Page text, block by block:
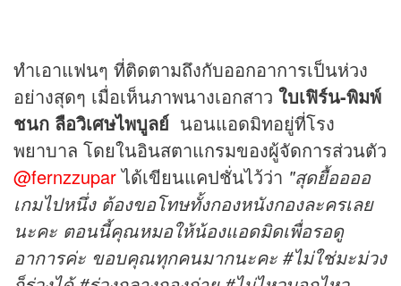
ทำเอาแฟนๆ ที่ติดตามถึงกับออกอาการเป็นห่วง
อย่างสุดๆ เมื่อเห็นภาพนางเอกสาว ใบเฟิร์น-พิมพ์
ชนก ลือวิเศษไพบูลย์ นอนแอดมิทอยู่ที่โรง
พยาบาล โดยในอินสตาแกรมของผู้จัดการส่วนตัว
@fernzzuparได้เขียนแคปชั่นไว้ว่า "สุดยื้ออออ
เกมไปหนึ่ง ต้องขอโทษทั้งกองหนังกองละครเลย
นะคะ ตอนนี้คุณหมอให้น้องแอดมิดเพื่อรอดู
อาการค่ะ ขอบคุณทุกคนมากนะคะ #ไม่ใช่มะม่วง